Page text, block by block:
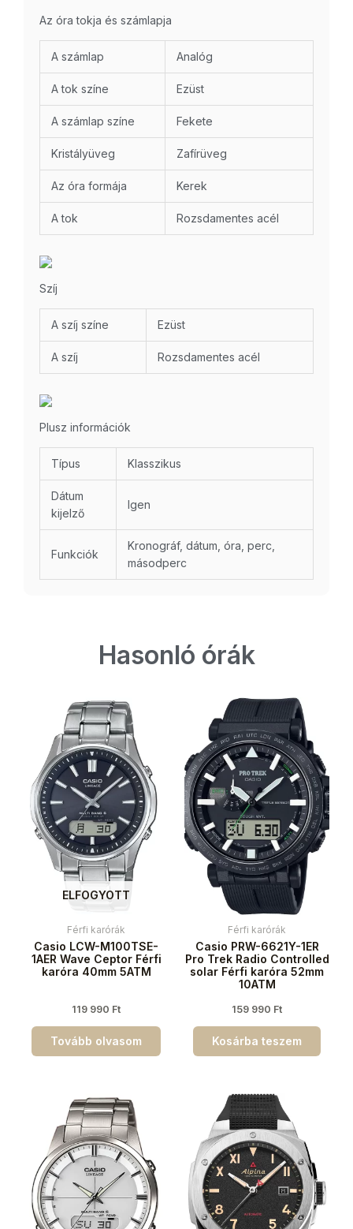
Az óra tokja és számlapja
A számlap Analóg
A tok színe Ezüst
A számlap színe Fekete
Kristályüveg Zafírüveg
Az óra formája Kerek
A tok Rozsdamentes acél
Szíj
A szíj színe Ezüst
A szíj Rozsdamentes acél
Plusz információk
Típus Klasszikus
Dátum
kijelző
Igen
Funkciók
Kronográf, dátum, óra, perc,
másodperc
Hasonló órák
ELFOGYOTT
Férfi karórák
Casio LCW-M100TSE-
1AER Wave Ceptor Férfi
karóra 40mm 5ATM
119 990 Ft
Tovább olvasom
Férfi karórák
Casio PRW-6621Y-1ER
Pro Trek Radio Controlled
solar Férfi karóra 52mm
10ATM
159 990 Ft
Kosárba teszem